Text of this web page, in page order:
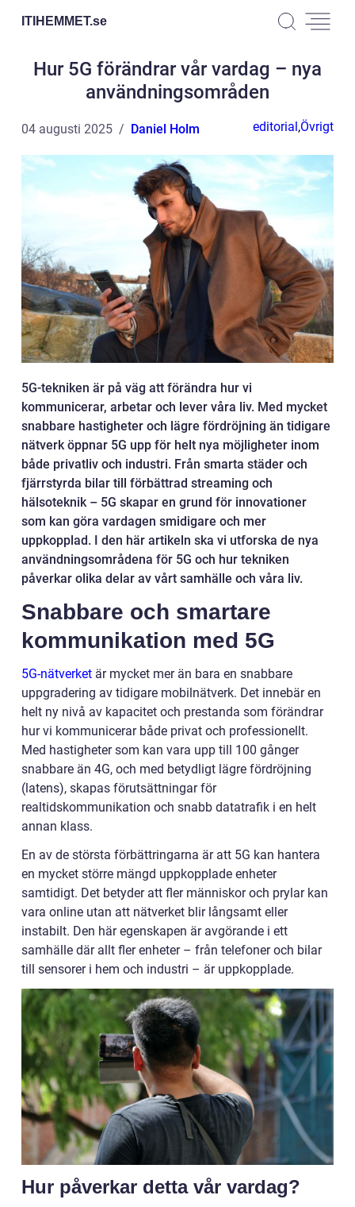
ITIHEMMET.se
Hur 5G förändrar vår vardag – nya
användningsområden
04 augusti 2025 Daniel Holm editorial,Övrigt
5G-tekniken är på väg att förändra hur vi
kommunicerar, arbetar och lever våra liv. Med mycket
snabbare hastigheter och lägre fördröjning än tidigare
nätverk öppnar 5G upp för helt nya möjligheter inom
både privatliv och industri. Från smarta städer och
fjärrstyrda bilar till förbättrad streaming och
hälsoteknik – 5G skapar en grund för innovationer
som kan göra vardagen smidigare och mer
uppkopplad. I den här artikeln ska vi utforska de nya
användningsområdena för 5G och hur tekniken
påverkar olika delar av vårt samhälle och våra liv.
Snabbare och smartare
kommunikation med 5G
5G-nätverket är mycket mer än bara en snabbare
uppgradering av tidigare mobilnätverk. Det innebär en
helt ny nivå av kapacitet och prestanda som förändrar
hur vi kommunicerar både privat och professionellt.
Med hastigheter som kan vara upp till 100 gånger
snabbare än 4G, och med betydligt lägre fördröjning
(latens), skapas förutsättningar för
realtidskommunikation och snabb datatrafik i en helt
annan klass.
En av de största förbättringarna är att 5G kan hantera
en mycket större mängd uppkopplade enheter
samtidigt. Det betyder att fler människor och prylar kan
vara online utan att nätverket blir långsamt eller
instabilt. Den här egenskapen är avgörande i ett
samhälle där allt fler enheter – från telefoner och bilar
till sensorer i hem och industri – är uppkopplade.
Hur påverkar detta vår vardag?